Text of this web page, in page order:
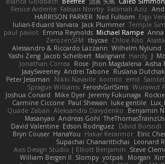
Fenice Ardente Fabian Norrby Fatimah Aziz
HARRISON PARKER Ned Fullsom Ergo
Iulian-Eduard Varvara Jack Plummer Temple
paul paviot Emma Reynolds Michael Rampe Anna
ZerozenSFM tbycae Chloe Kiso
Alessandro & Riccardo Lazzarin Wilhelm Nylund
Yashi Zeng Jacob Schelbert Malignant Hardy J
Jonathan Correa
Rose Jhon Magdalena Aisha
JaaySweeney Andrei Tabone Ruslana Dutchak
Peter Jessiman
Nikki Navaille komito emil
Sprague Williams FeroshGirlSims Worawut
Joshua Conard
Mike Dyer Jeremy Fukunaga
Carmine Ciccone Paul Shewan luke gentile
Quade Zaban Aleksandra Davydenko Benjamin
Masanyao Andreas Gohl
David Valentine Edson Rodriguez Dávid Borsodi
Bryn Couser HanaYou Hakar Kerarmor Elric
Supachai Chanarittichai
Leonard
Axis Design Studio | Elliott Benjamin Steve
William Bergen II Slompy yotpak Morgan